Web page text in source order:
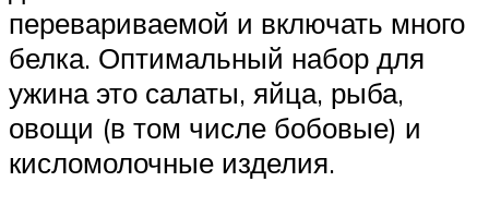
перевариваемой и включать много
белка. Оптимальный набор для
ужина это салаты, яйца, рыба,
овощи (в том числе бобовые) и
кисломолочные изделия.